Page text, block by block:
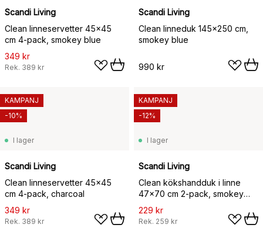
Scandi Living
Clean linneservetter 45x45
cm 4-pack, smokey blue
349 kr
Rek. 389 kr
Scandi Living
Clean linneduk 145x250 cm,
smokey blue
990 kr
I lager
Scandi Living
Clean linneservetter 45x45
cm 4-pack, charcoal
349 kr
Rek. 389 kr
KAMPANJ
-10%
I lager
Scandi Living
Clean kökshandduk i linne
47x70 cm 2-pack, smokey
blue
229 kr
Rek. 259 kr
KAMPANJ
-12%